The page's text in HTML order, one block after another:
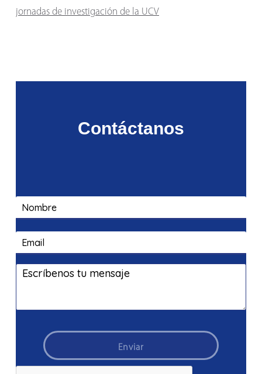
jornadas de investigación de la UCV
Contáctanos
Enviar